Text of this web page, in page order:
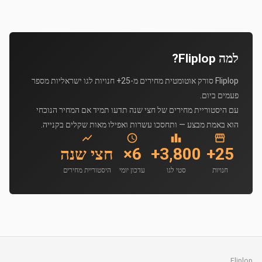
למה Fliplop?
Fliplop סורק אוטומטית מחירים מ-25+ חנויות לגו ישראליות מספר
פעמים ביום.
עם היסטוריית מחירים של חצי שנה תדעו תמיד אם המחיר הנוכחי
הוא באמת מבצע — ותחסכו עשרות ואפילו מאות שקלים בקנייה.
25+
חנויות
3,800+
סטי לגו
6×
עדכון יומי
חצי שנה
היסטוריית מחירים